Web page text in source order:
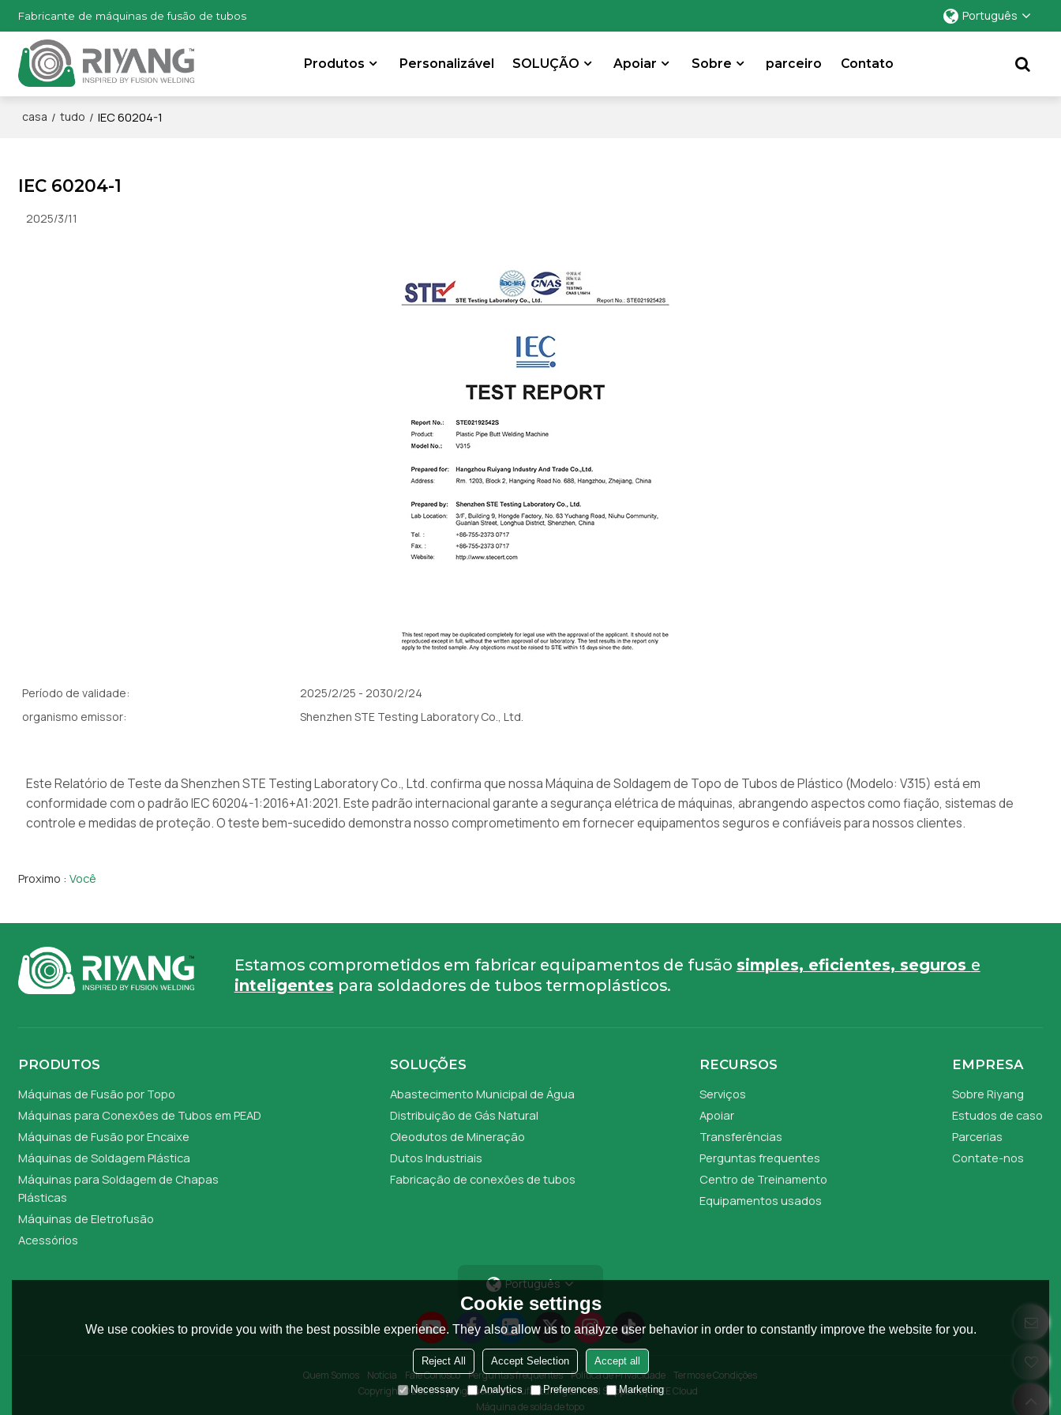
Fabricante de máquinas de fusão de tubos Português
Produtos Personalizável SOLUÇÃO Apoiar Sobre parceiro Contato
casa / tudo / IEC 60204-1
IEC 60204-1
2025/3/11
Período de validade:
2025/2/25 - 2030/2/24
organismo emissor:
Shenzhen STE Testing Laboratory Co., Ltd.
Este Relatório de Teste da Shenzhen STE Testing Laboratory Co., Ltd. confirma que nossa Máquina de Soldagem de Topo de Tubos de Plástico (Modelo: V315) está em
conformidade com o padrão IEC 60204-1:2016+A1:2021. Este padrão internacional garante a segurança elétrica de máquinas, abrangendo aspectos como fiação, sistemas de
controle e medidas de proteção. O teste bem-sucedido demonstra nosso comprometimento em fornecer equipamentos seguros e confiáveis para nossos clientes.
Proximo Você
Estamos comprometidos em fabricar equipamentos de fusão simples, eficientes, seguros e
inteligentes para soldadores de tubos termoplásticos.
PRODUTOS
Máquinas de Fusão por Topo
Máquinas para Conexões de Tubos em PEAD
Máquinas de Fusão por Encaixe
Máquinas de Soldagem Plástica
Máquinas para Soldagem de Chapas
Plásticas
Máquinas de Eletrofusão
Acessórios
SOLUÇÕES
Abastecimento Municipal de Água
Distribuição de Gás Natural
Oleodutos de Mineração
Dutos Industriais
Fabricação de conexões de tubos
RECURSOS
Serviços
Apoiar
Transferências
Perguntas frequentes
Centro de Treinamento
Equipamentos usados
EMPRESA
Sobre Riyang
Estudos de caso
Parcerias
Contate-nos
Português
Quem Somos Notícia Fale Conosco Perguntas frequentes Política de Privacidade
Termos e Condições
Copyright © 2026Riyang Fusion Manufacturing Limited Support By BEE Cloud
Máquina de solda de topo
Cookie settings
We use cookies to provide you with the best possible experience. They also allow us to analyze user behavior in order to constantly improve the website for you.
Reject All Accept Selection Accept all
Necessary Analytics Preferences Marketing